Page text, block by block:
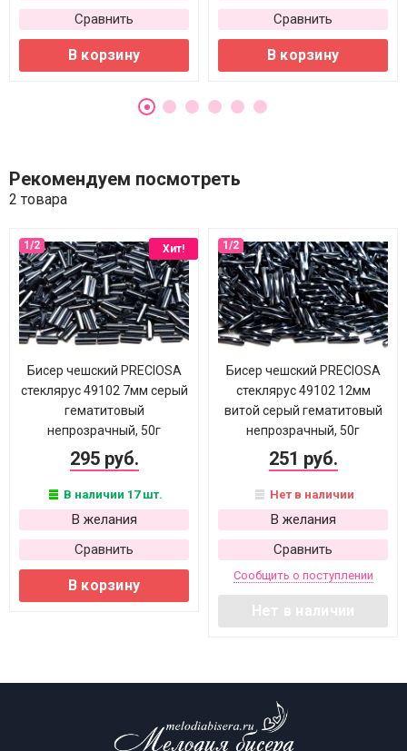
Сравнить
В корзину
Сравнить
В корзину
Рекомендуем посмотреть
2 товара
Хит!
Бисер чешский PRECIOSA
стеклярус 49102 7мм серый
гематитовый
непрозрачный, 50г
295 руб.
В наличии 17 шт.
В желания
Сравнить
В корзину
Бисер чешский PRECIOSA
стеклярус 49102 12мм
витой серый гематитовый
непрозрачный, 50г
251 руб.
Нет в наличии
В желания
Сравнить
Сообщить о поступлении
Нет в наличии